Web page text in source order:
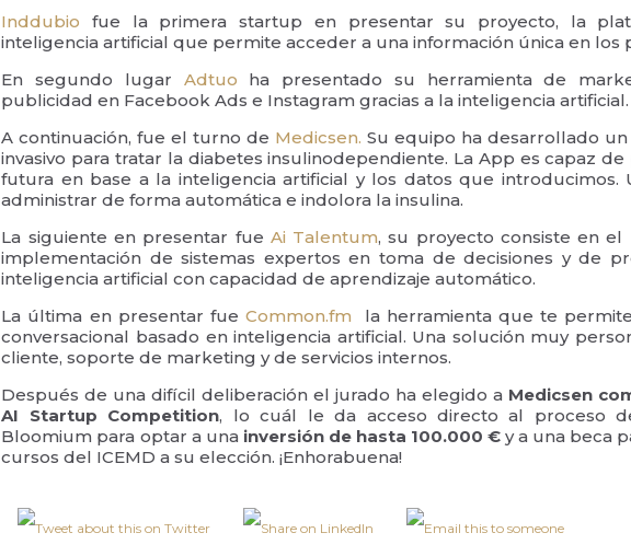
Inddubiofue la primera startup en presentar su proyecto, la
inteligencia artificial que permite acceder a una información única en los
En segundo lugar Adtuo ha presentado su herramienta de
publicidad en Facebook Ads e Instagram gracias a la inteligencia artificial.
A continuación, fue el turno de Medicsen. Su equipo ha desarrollado
invasivo para tratar la diabetes insulinodependiente. La App es capaz
futura en base a la inteligencia artificial y los datos que introducimos.
administrar de forma automática e indolora la insulina.
La siguiente en presentar fue Ai Talentum, su proyecto consiste en
implementación de sistemas expertos en toma de decisiones y de
inteligencia artificial con capacidad de aprendizaje automático.
La última en presentar fue Common.fm la herramienta que te
conversacional basado en inteligencia artificial. Una solución muy
cliente, soporte de marketing y de servicios internos.
Después de una difícil deliberación el jurado ha elegido a Medicsen
AI Startup Competition, lo cuál le da acceso directo al proceso
Bloomium para optar a una inversión de hasta 100.000 € y a una beca
cursos del ICEMD a su elección. ¡Enhorabuena!